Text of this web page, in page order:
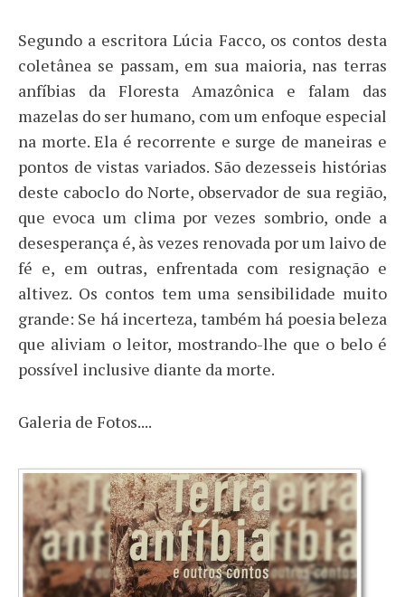
Segundo a escritora Lúcia Facco, os contos desta
coletânea se passam, em sua maioria, nas terras
anfíbias da Floresta Amazônica e falam das
mazelas do ser humano, com um enfoque especial
na morte. Ela é recorrente e surge de maneiras e
pontos de vistas variados. São dezesseis histórias
deste caboclo do Norte, observador de sua região,
que evoca um clima por vezes sombrio, onde a
desesperança é, às vezes renovada por um laivo de
fé e, em outras, enfrentada com resignação e
altivez. Os contos tem uma sensibilidade muito
grande: Se há incerteza, também há poesia beleza
que aliviam o leitor, mostrando-lhe que o belo é
possível inclusive diante da morte.
Galeria de Fotos....